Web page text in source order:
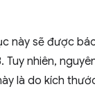
này sẽ được
Tuy nhiên,
là do kích